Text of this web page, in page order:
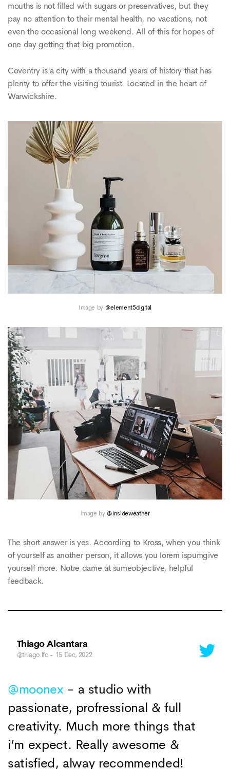
mouths is not filled with sugars or preservatives, but they
pay no attention to their mental health, no vacations, not
even the occasional long weekend. All of this for hopes of
one day getting that big promotion.
Coventry is a city with a thousand years of history that has
plenty to offer the visiting tourist. Located in the heart of
Warwickshire.
Image by @element5digital
Image by @insideweather
The short answer is yes. According to Kross, when you think
of yourself as another person, it allows you lorem ispumgive
yourself more. Notre dame at sumeobjective, helpful
feedback.
Thiago Alcantara
@thiago.lfc - 15 Dec, 2022
@moonex - a studio with
passionate, profressional & full
creativity. Much more things that
i’m expect. Really awesome &
satisfied, alway recommended!